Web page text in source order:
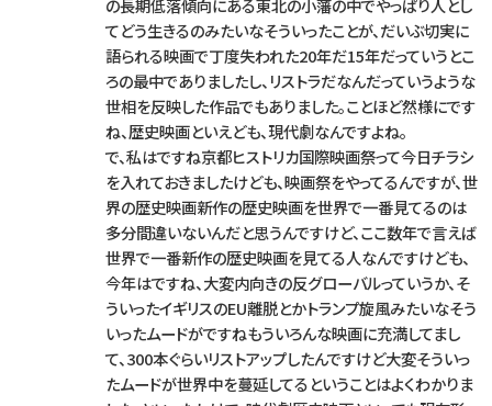
の長期低落傾向にある東北の小藩の中でやっぱり人とし
てどう生きるのみたいなそういったことが、だいぶ切実に
語られる映画で丁度失われた20年だ15年だっていうとこ
ろの最中でありましたし、リストラだなんだっていうような
世相を反映した作品でもありました。ことほど然様にです
ね、歴史映画といえども、現代劇なんですよね。
で、私はですね京都ヒストリカ国際映画祭って今日チラシ
を入れておきましたけども、映画祭をやってるんですが、世
界の歴史映画新作の歴史映画を世界で一番見てるのは
多分間違いないんだと思うんですけど、ここ数年で言えば
世界で一番新作の歴史映画を見てる人なんですけども、
今年はですね、大変内向きの反グローバルっていうか、そ
ういったイギリスのEU離脱とかトランプ旋風みたいなそう
いったムードがですねもういろんな映画に充満してまし
て、300本ぐらいリストアップしたんですけど大変そういっ
たムードが世界中を蔓延してるということはよくわかりま